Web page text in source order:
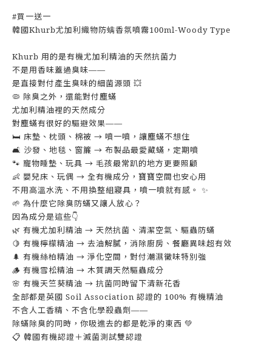
#買一送一
韓國Khurb尤加利織物防螨香氛噴霧100ml-Woody Type
Khurb 用的是有機尤加利精油的天然抗菌力
不是用香味蓋過臭味——
是直接對付產生臭味的細菌源頭 💥
🦠 除臭之外，還能對付塵蟎
尤加利精油裡的天然成分
對塵蟎有很好的驅避效果——
🛏️ 床墊、枕頭、棉被 → 噴一噴，讓塵蟎不想住
🛋️ 沙發、地毯、窗簾 → 布製品最愛藏蟎，定期噴
🐾 寵物睡墊、玩具 → 毛孩最常趴的地方更要照顧
👶 嬰兒床、玩偶 → 全有機成分，寶寶空間也安心用
不用高溫水洗、不用換整組寢具，噴一噴就有感。 ✨
🌱 為什麼它除臭防蟎又讓人放心？
因為成分是這些👇
🌿 有機尤加利精油 → 天然抗菌、清潔空氣、驅蟲防蟎
🍋 有機檸檬精油 → 去油解膩，消除廚房、餐廳異味超有效
🌲 有機絲柏精油 → 淨化空間，對付潮濕黴味特別強
🪵 有機雪松精油 → 木質調天然驅蟲成分
🌸 有機天竺葵精油 → 抗菌同時留下清新花香
全部都是英國 Soil Association 認證的 100% 有機精油
不含人工香精、不含化學殺蟲劑——
除蟎除臭的同時，你吸進去的都是乾淨的東西 💚
📋 韓國有機認證＋滅菌測試雙認證